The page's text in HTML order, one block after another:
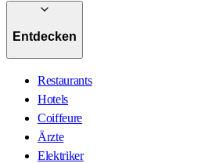
Entdecken
Restaurants
Hotels
Coiffeure
Ärzte
Elektriker